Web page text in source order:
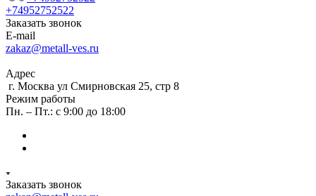
+74952752522
Заказать звонок
E-mail
zakaz@metall-ves.ru
Адрес
г. Москва ул Смирновская 25, стр 8
Режим работы
Пн. – Пт.: с 9:00 до 18:00
Заказать звонок